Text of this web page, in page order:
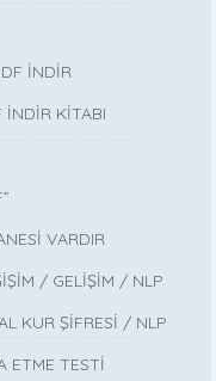
İNDİR
İNDİR KİTABI
VARDIR
/ GELİŞİM / NLP
KUR ŞİFRESİ / NLP
ETME TESTİ